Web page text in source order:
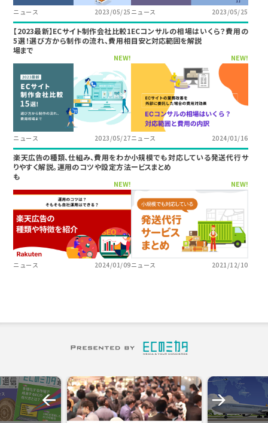
ニュース 2023/05/25 ニュース 2023/05/25
【2023最新】ECサイト制作会社比較1
5選！選び方から制作の流れ、費用相
場まで
NEW!
ニュース 2023/05/27
ECコンサルの相場はいくら？費用の
目安と対応範囲を解説
NEW!
ニュース 2024/01/16
楽天広告の種類、仕組み、費用をわか
りやすく解説。運用のコツや設定方法
も
NEW!
ニュース 2024/01/09
小規模でも対応している発送代行サ
ービスまとめ
NEW!
ニュース 2021/12/10